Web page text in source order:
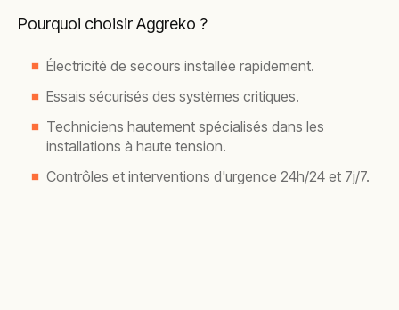
Pourquoi choisir Aggreko ?
Électricité de secours installée rapidement.
Essais sécurisés des systèmes critiques.
Techniciens hautement spécialisés dans les
installations à haute tension.
Contrôles et interventions d'urgence 24h/24 et 7j/7.